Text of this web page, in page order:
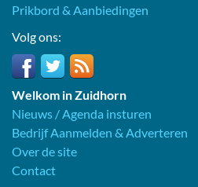
Prikbord & Aanbiedingen
Volg ons:
Welkom in Zuidhorn
Nieuws / Agenda insturen
Bedrijf Aanmelden & Adverteren
Over de site
Contact